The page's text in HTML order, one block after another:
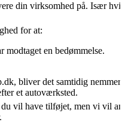
din virksomhed på. Især
for at:
modtaget en bedømmelse.
bliver det samtidig
et autoværksted.
vil have tilføjet, men vi vil